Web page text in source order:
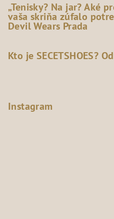
„Tenisky? Na jar? Aké
vaša skriňa zúfalo
Devil Wears Prada
Kto je SECETSHOES?
Instagram